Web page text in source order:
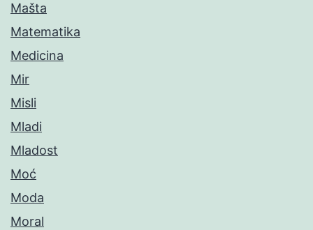
Mašta
Matematika
Medicina
Mir
Misli
Mladi
Mladost
Moć
Moda
Moral